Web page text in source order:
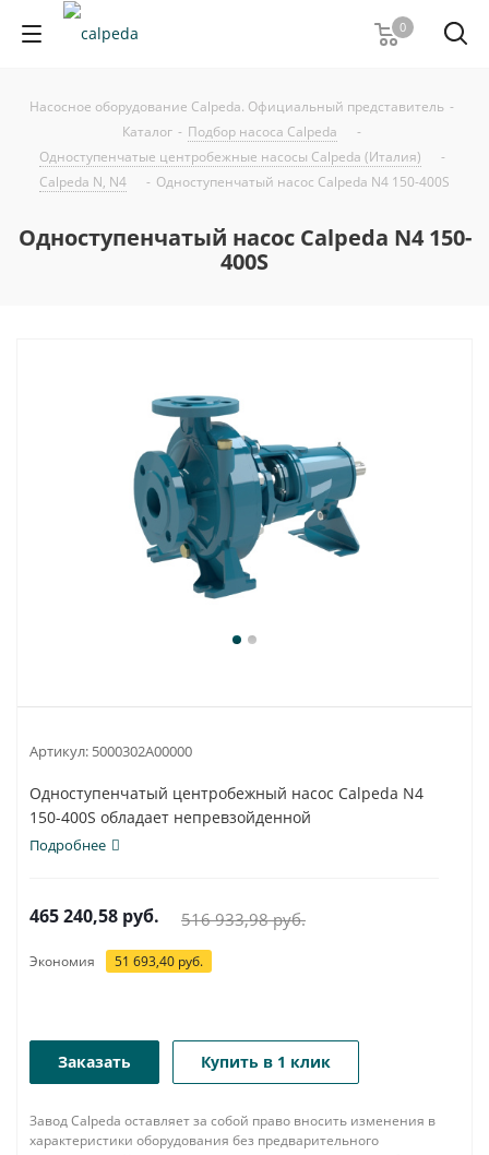
0
Насосное оборудование Calpeda. Официальный представитель -
Каталог - Подбор насоса Calpeda
-
Одноступенчатые центробежные насосы Calpeda (Италия)
-
Calpeda N, N4
- Одноступенчатый насос Calpeda N4 150-400S
Одноступенчатый насос Calpeda N4 150-
400S
Артикул: 5000302A00000
Одноступенчатый центробежный насос Calpeda N4
150-400S обладает непревзойденной
универсальностью и...
Подробнее
465 240,58 руб. 516 933,98руб.
Экономия 51 693,40 руб.
Заказать Купить в 1 клик
Завод Calpeda оставляет за собой право вносить изменения в
характеристики оборудования без предварительного